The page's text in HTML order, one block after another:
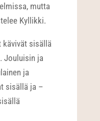
mutta
Kyllikki.
kävivät sisällä
Jouluisin ja
ja
sisällä ja –